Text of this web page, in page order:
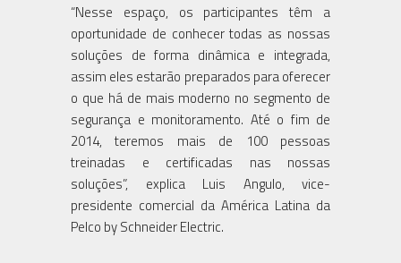
“Nesse espaço, os participantes têm a
oportunidade de conhecer todas as nossas
soluções de forma dinâmica e integrada,
assim eles estarão preparados para oferecer
o que há de mais moderno no segmento de
segurança e monitoramento. Até o fim de
2014, teremos mais de 100 pessoas
treinadas e certificadas nas nossas
soluções”, explica Luis Angulo, vice-
presidente comercial da América Latina da
Pelco by Schneider Electric.